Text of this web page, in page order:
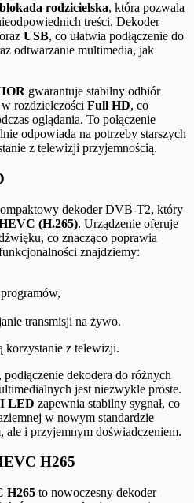
blokada rodzicielska, która pozwala
treści. Dekoder
oraz USB, co ułatwia podłączenie do
odtwarzanie multimedia, jak
gwarantuje stabilny odbiór
rozdzielczości Full HD, co
oglądania. To połączenie
odpowiada na potrzeby starszych
z telewizji przyjemnością.
dekoder DVB-T2, który
(H.265). Urządzenie oferuje
co znacząco poprawia
znajdziemy:
transmisji na żywo.
korzystanie z telewizji.
, podłączenie dekodera do różnych
jest niezwykle proste.
LED zapewnia stabilny sygnał, co
w nowym standardzie
i przyjemnym doświadczeniem.
H265
H265 to nowoczesny dekoder